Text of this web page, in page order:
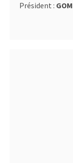
Président :